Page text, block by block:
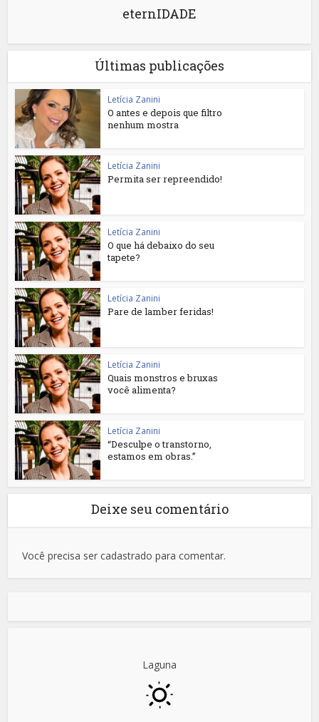
eternIDADE
Últimas publicações
Letícia Zanini
O antes e depois que filtro
nenhum mostra
Letícia Zanini
Permita ser repreendido!
Letícia Zanini
O que há debaixo do seu
tapete?
Letícia Zanini
Pare de lamber feridas!
Letícia Zanini
Quais monstros e bruxas
você alimenta?
Letícia Zanini
“Desculpe o transtorno,
estamos em obras.”
Deixe seu comentário
Você precisa ser cadastrado para comentar.
Laguna